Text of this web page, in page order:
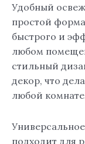
Удобный
простой
быстрого и
любом
стильный
декор, что
любой
подходит для